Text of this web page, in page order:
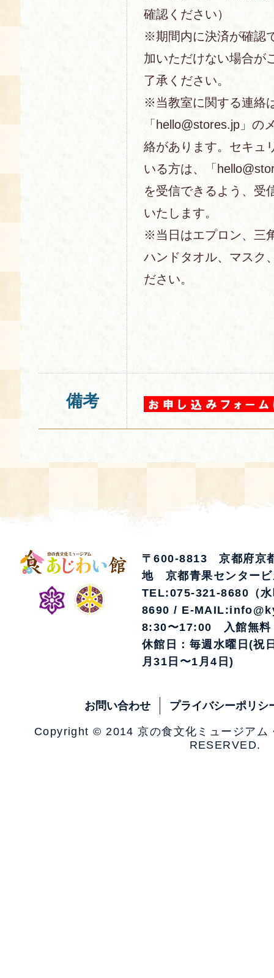
確認ください）
※期間内に決済が確認
加いただけない場合が
了承ください。
※当教室に関する連絡
「hello@stores.jp」の
絡があります。セキュ
いる方は、「
を受信できるよう、受
いたします。
※当日はエプロン、三
ハンドタオル、マスク
ださい。
備考
〒600-8813 京都府京
地 京都青果センタービ
TEL:075-321-8680（
8690 / E-
8:30〜17:00 入館無料
休館日：毎週水曜日(祝
月31日〜1月4日)
お問い合わせ プライバシーポリシ
Copyright © 2014 京の食文化ミュージア
RESERVED.